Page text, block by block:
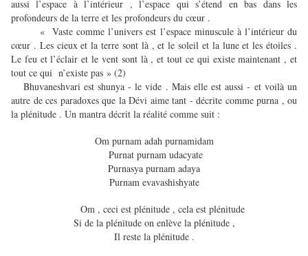
aussi l’espace à l’intérieur , l’espace qui s’étend en bas dans les
profondeurs de la terre et les profondeurs du cœur .
« Vaste comme l’univers est l’espace minuscule à l’intérieur du
cœur . Les cieux et la terre sont là , et le soleil et la lune et les étoiles .
Le feu et l’éclair et le vent sont là , et tout ce qui existe maintenant , et
tout ce qui n’existe pas » (2)
Bhuvaneshvari est shunya - le vide . Mais elle est aussi - et voilà un
autre de ces paradoxes que la Dévi aime tant - décrite comme purna , ou
la plénitude . Un mantra décrit la réalité comme suit :
Om purnam adah purnamidam
Purnat purnam udacyate
Purnasya purnam adaya
Purnam evavashishyate
Om , ceci est plénitude , cela est plénitude
Si de la plénitude on enlève la plénitude ,
Il reste la plénitude .